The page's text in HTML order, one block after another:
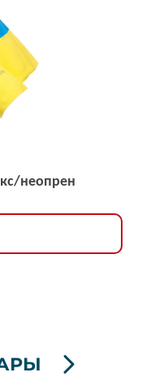
неопрен